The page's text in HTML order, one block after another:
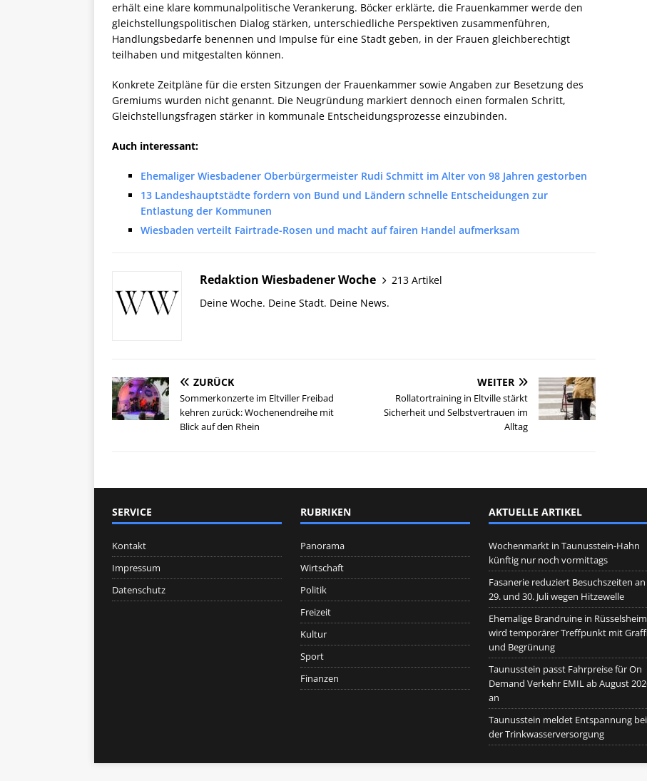
erhält eine klare kommunalpolitische Verankerung. Böcker erklärte, die Frauenkammer werde den
gleichstellungspolitischen Dialog stärken, unterschiedliche Perspektiven zusammenführen,
Handlungsbedarfe benennen und Impulse für eine Stadt geben, in der Frauen gleichberechtigt
teilhaben und mitgestalten können.
Konkrete Zeitpläne für die ersten Sitzungen der Frauenkammer sowie Angaben zur Besetzung des
Gremiums wurden nicht genannt. Die Neugründung markiert dennoch einen formalen Schritt,
Gleichstellungsfragen stärker in kommunale Entscheidungsprozesse einzubinden.
Auch interessant:
Ehemaliger Wiesbadener Oberbürgermeister Rudi Schmitt im Alter von 98 Jahren gestorben
13 Landeshauptstädte fordern von Bund und Ländern schnelle Entscheidungen zur
Entlastung der Kommunen
Wiesbaden verteilt Fairtrade-Rosen und macht auf fairen Handel aufmerksam
Redaktion Wiesbadener Woche
213 Artikel
Deine Woche. Deine Stadt. Deine News.
ZURÜCK
Sommerkonzerte im Eltviller Freibad
kehren zurück: Wochenendreihe mit
Blick auf den Rhein
WEITER
Rollatortraining in Eltville stärkt
Sicherheit und Selbstvertrauen im
Alltag
SERVICE
Kontakt
Impressum
Datenschutz
RUBRIKEN
Panorama
Wirtschaft
Politik
Freizeit
Kultur
Sport
Finanzen
AKTUELLE ARTIKEL
Wochenmarkt in Taunusstein-Hahn
künftig nur noch vormittags
Fasanerie reduziert Besuchszeiten an
29. und 30. Juli wegen Hitzewelle
Ehemalige Brandruine in Rüsselsheim
wird temporärer Treffpunkt mit
und Begrünung
Taunusstein passt Fahrpreise für On
Demand Verkehr EMIL ab August
an
Taunusstein meldet Entspannung bei
der Trinkwasserversorgung